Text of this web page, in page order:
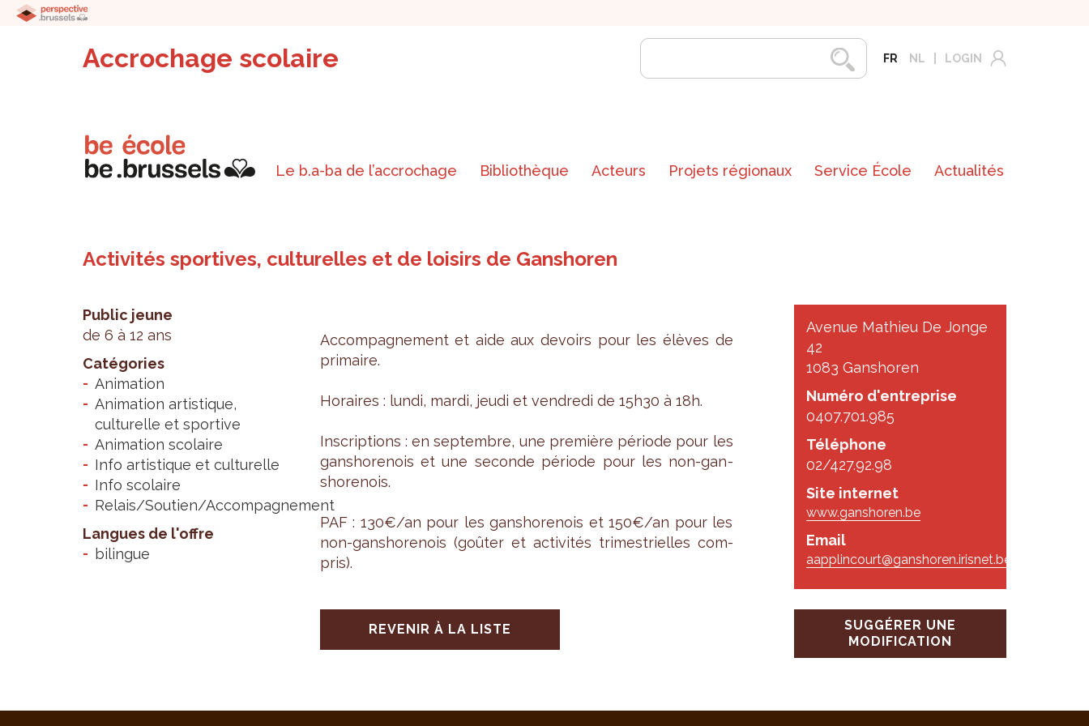
Accrochage scolaire FR NL LOGIN
Le b.a-ba de l’accrochage Bibliothèque Acteurs Projets régionaux Service École Actualités
Activités sportives, culturelles et de loisirs de Ganshoren
Public jeune
de 6 à 12 ans
Catégories
Animation
Animation artistique,
culturelle et sportive
Animation scolaire
Info artistique et culturelle
Info scolaire
Relais/Soutien/Accompagnement
Langues de l'offre
bilingue
Avenue Mathieu De Jonge
42
1083 Ganshoren
Numéro d'entreprise
0407.701.985
Téléphone
02/427.92.98
Site internet
www.ganshoren.be
Email
aapplincourt@ganshoren.irisnet.be
SUGGÉRER UNE
MODIFICATION
Accom­pa­gne­ment et aide aux devoirs pour les élèves de
pri­maire.
Horaires : lundi, mardi, jeudi et ven­dredi de 15h30 à 18h.
Ins­crip­tions : en sep­tembre, une pre­mière période pour les
gan­sho­re­nois et une seconde période pour les non-gan­
sho­re­nois.
PAF : 130€/an pour les gan­sho­re­nois et 150€/an pour les
non-gan­sho­re­nois (goû­ter et acti­vi­tés tri­mes­trielles com­
pris).
REVENIR À LA LISTE